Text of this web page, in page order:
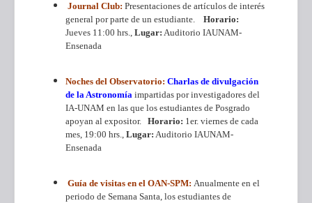
Journal Club: Presentaciones de artículos de interés
general por parte de un estudiante. Horario:
Jueves 11:00 hrs., Lugar: Auditorio IAUNAM-
Ensenada
Noches del Observatorio: Charlas de divulgación
de la Astronomíaimpartidas por investigadores del
IA-UNAM en las que los estudiantes de Posgrado
apoyan al expositor. Horario: 1er. viernes de cada
mes, 19:00 hrs., Lugar: Auditorio IAUNAM-
Ensenada
Guía de visitas en el OAN-SPM: Anualmente en el
periodo de Semana Santa, los estudiantes de